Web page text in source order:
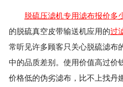
脱硫压滤机专用滤布报价多
的脱硫真空皮带输送机应用的过
常听见许多顾客只关心脱硫滤布
中的品质差别。使用价值高过价
价格低的伪劣滤布，比不上找丹